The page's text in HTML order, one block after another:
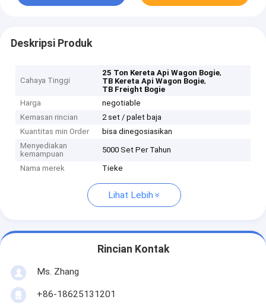
Deskripsi Produk
Cahaya Tinggi
25 Ton Kereta Api Wagon Bogie,
TB Kereta Api Wagon Bogie,
TB Freight Bogie
Harga
negotiable
Kemasan rincian
2 set / palet baja
Kuantitas min Order
bisa dinegosiasikan
Menyediakan
kemampuan
5000 Set Per Tahun
Nama merek Tieke
Lihat Lebih
Rincian Kontak
Ms. Zhang
+86-18625131201